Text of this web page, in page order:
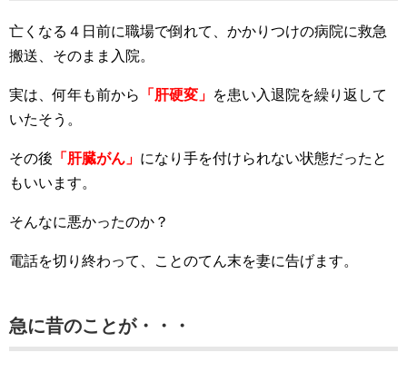
亡くなる４日前に職場で倒れて、かかりつけの病院に救急
搬送、そのまま入院。
実は、何年も前から 「肝硬変」 を患い入退院を繰り返して
いたそう。
その後 「肝臓がん」 になり手を付けられない状態だったと
もいいます。
そんなに悪かったのか？
電話を切り終わって、ことのてん末を妻に告げます。
急に昔のことが・・・